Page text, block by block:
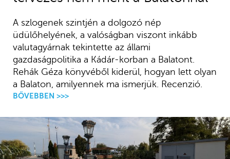
A szlogenek szintjén a dolgozó nép
üdülőhelyének, a valóságban viszont inkább
valutagyárnak tekintette az állami
gazdaságpolitika a Kádár-korban a Balatont.
Rehák Géza könyvéből kiderül, hogyan lett olyan
a Balaton, amilyennek ma ismerjük. Recenzió.
BŐVEBBEN >>>